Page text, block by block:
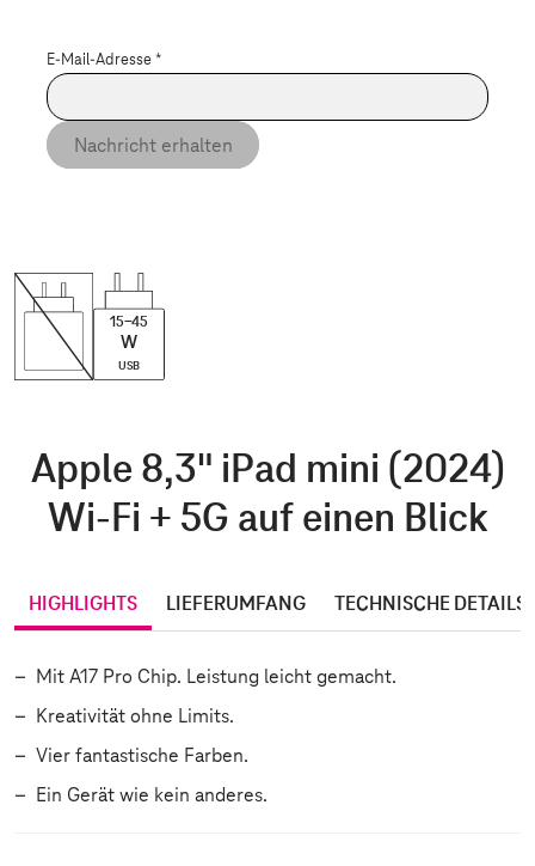
E-Mail-Adresse*
Nachricht erhalten
W
USB
15-45
Apple 8,3" iPad mini (2024)
Wi-Fi + 5G auf einen Blick
HIGHLIGHTS LIEFERUMFANG TECHNISCHE DETAILS
Mit A17 Pro Chip. Leistung leicht gemacht.
Kreativität ohne Limits.
Vier fantastische Farben.
Ein Gerät wie kein anderes.